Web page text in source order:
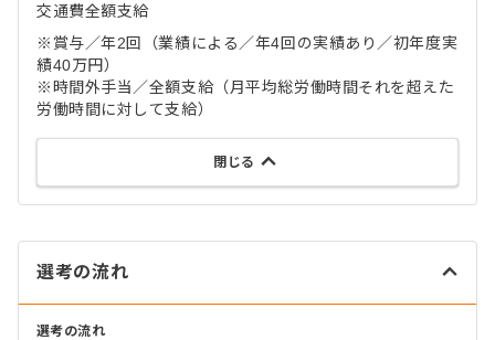
交通費全額支給
※賞与／年2回（業績による／年4回の実績あり／初年度実
績40万円）
※時間外手当／全額支給（月平均総労働時間それを超えた
労働時間に対して支給）
閉じる
選考の流れ
選考の流れ